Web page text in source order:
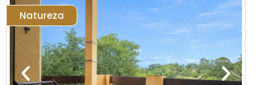
Natureza